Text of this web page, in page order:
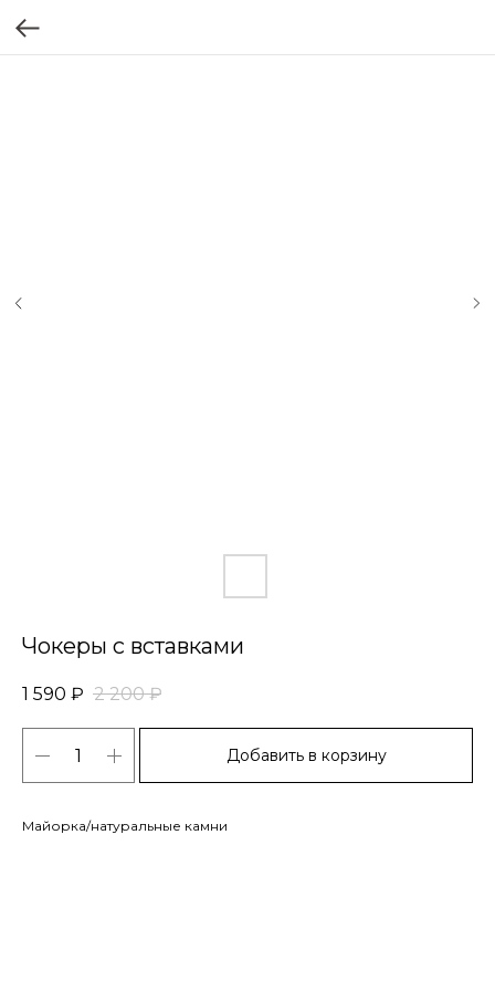
Чокеры с вставками
1 590 ₽ 2 200 ₽
Добавить в корзину
Майорка/натуральные камни